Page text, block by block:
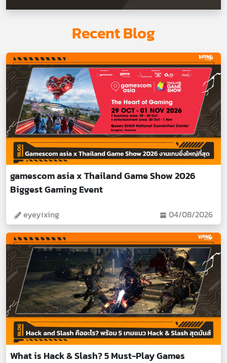
Recent Blog
gamescom asia x Thailand Game Show 2026
Biggest Gaming Event
eyeyixing 04/08/2026
What is Hack & Slash? 5 Must-Play Games